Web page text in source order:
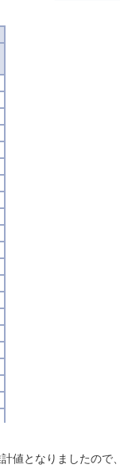
値となりましたので